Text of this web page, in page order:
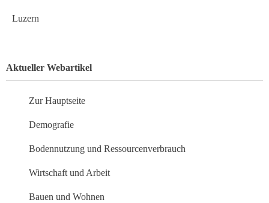
Luzern
Aktueller Webartikel
Zur Hauptseite
Demografie
Bodennutzung und Ressourcenverbrauch
Wirtschaft und Arbeit
Bauen und Wohnen